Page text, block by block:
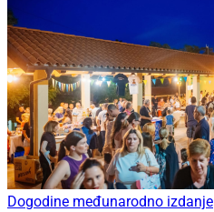
Dogodine međunarodno izdanje